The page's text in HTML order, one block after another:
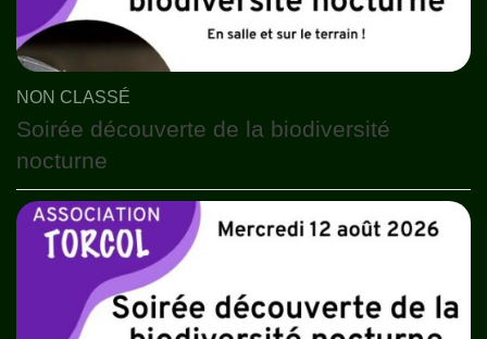
NON CLASSÉ
Soirée découverte de la biodiversité
nocturne